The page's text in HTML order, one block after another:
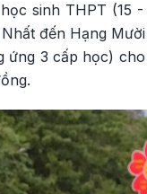
sinh THPT
đến Hạng
ứng 3 cấp học)